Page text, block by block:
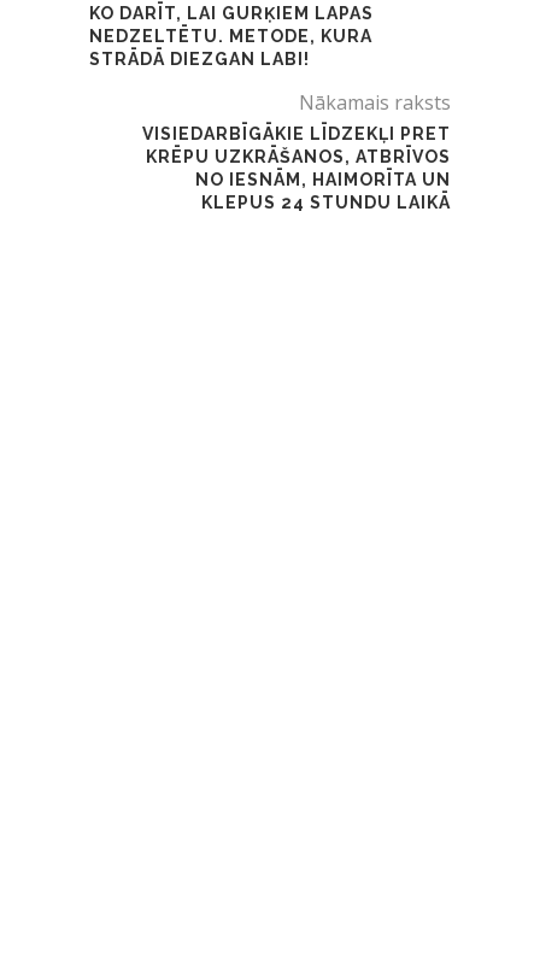
KO DARĪT, LAI GURĶIEM LAPAS
NEDZELTĒTU. METODE, KURA
STRĀDĀ DIEZGAN LABI!
Nākamais raksts
VISIEDARBĪGĀKIE LĪDZEKĻI PRET
KRĒPU UZKRĀŠANOS, ATBRĪVOS
NO IESNĀM, HAIMORĪTA UN
KLEPUS 24 STUNDU LAIKĀ